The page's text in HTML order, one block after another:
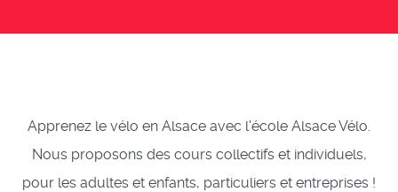
Apprenez le vélo en Alsace avec l'école Alsace Vélo.
Nous proposons des cours collectifs et individuels,
pour les adultes et enfants, particuliers et entreprises !